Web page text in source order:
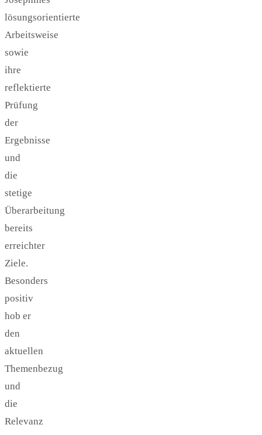
lösungsorientierte
Arbeitsweise
sowie
ihre
reflektierte
Prüfung
der
Ergebnisse
und
die
stetige
Überarbeitung
bereits
erreichter
Ziele.
Besonders
positiv
hob er
den
aktuellen
Themenbezug
und
die
Relevanz